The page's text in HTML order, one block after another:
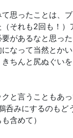
思ったことは、
それも2回も！）
があるなと思った
なって当然とかい
ちんと尻ぬぐい
と言うこともあ
みにするのもど
含めて）